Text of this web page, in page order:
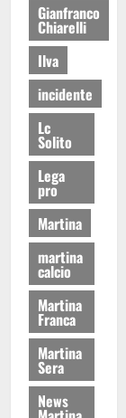
Gianfranco
Chiarelli
Ilva
incidente
Lc
Solito
Lega
pro
Martina
martina
calcio
Martina
Franca
Martina
Sera
News